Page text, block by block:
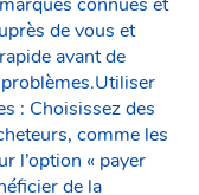
de vous et
avant de
: Choisissez des
comme les
l’option « payer
de la